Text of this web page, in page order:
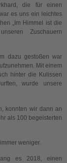
die für einen
es uns ein leichtes
„Im Himmel ist die
Zuschauern
dazu gestoßen war
Mit einem
hinter die Kulissen
wurde unsere
konnten wir dann an
als 100 begeisterten
weniger.
es 2018, einen